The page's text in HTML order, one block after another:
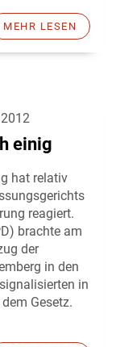
MEHR LESEN
einig
hat relativ
reagiert.
brachte am
der
in den
in
Gesetz.